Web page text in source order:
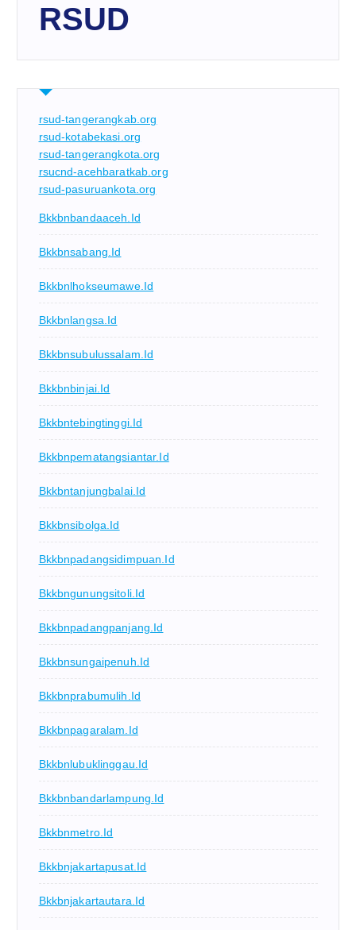
RSUD
rsud-tangerangkab.org
rsud-kotabekasi.org
rsud-tangerangkota.org
rsucnd-acehbaratkab.org
rsud-pasuruankota.org
Bkkbnbandaaceh.id
Bkkbnsabang.id
Bkkbnlhokseumawe.id
Bkkbnlangsa.id
Bkkbnsubulussalam.id
Bkkbnbinjai.id
Bkkbntebingtinggi.id
Bkkbnpematangsiantar.id
Bkkbntanjungbalai.id
Bkkbnsibolga.id
Bkkbnpadangsidimpuan.id
Bkkbngunungsitoli.id
Bkkbnpadangpanjang.id
Bkkbnsungaipenuh.id
Bkkbnprabumulih.id
Bkkbnpagaralam.id
Bkkbnlubuklinggau.id
Bkkbnbandarlampung.id
Bkkbnmetro.id
Bkkbnjakartapusat.id
Bkkbnjakartautara.id